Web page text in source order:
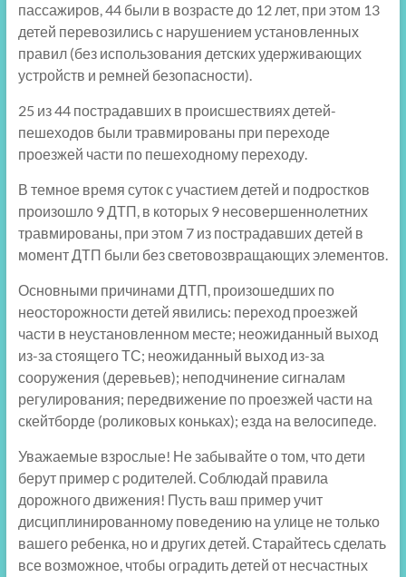
пассажиров, 44 были в возрасте до 12 лет, при этом 13
детей перевозились с нарушением установленных
правил (без использования детских удерживающих
устройств и ремней безопасности).
25 из 44 пострадавших в происшествиях детей-
пешеходов были травмированы при переходе
проезжей части по пешеходному переходу.
В темное время суток с участием детей и подростков
произошло 9 ДТП, в которых 9 несовершеннолетних
травмированы, при этом 7 из пострадавших детей в
момент ДТП были без световозвращающих элементов.
Основными причинами ДТП, произошедших по
неосторожности детей явились: переход проезжей
части в неустановленном месте; неожиданный выход
из-за стоящего ТС; неожиданный выход из-за
сооружения (деревьев); неподчинение сигналам
регулирования; передвижение по проезжей части на
скейтборде (роликовых коньках); езда на велосипеде.
Уважаемые взрослые! Не забывайте о том, что дети
берут пример с родителей. Соблюдай правила
дорожного движения! Пусть ваш пример учит
дисциплинированному поведению на улице не только
вашего ребенка, но и других детей. Старайтесь сделать
все возможное, чтобы оградить детей от несчастных